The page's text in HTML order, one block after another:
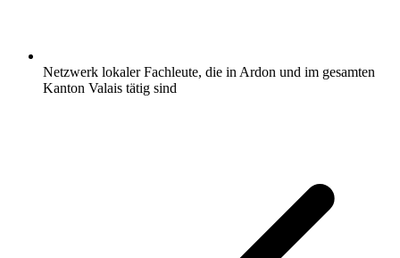
Netzwerk lokaler Fachleute, die in Ardon und im gesamten
Kanton Valais tätig sind